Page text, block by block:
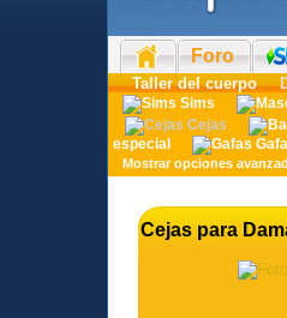
Foro
Taller del cuerpo
Sims
Cejas
especial
Mostrar opciones
Cejas para